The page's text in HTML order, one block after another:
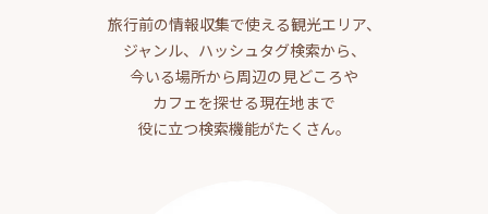
旅行前の情報収集で使える観光エリア、
ジャンル、ハッシュタグ検索から、
今いる場所から周辺の見どころや
カフェを探せる現在地まで
役に立つ検索機能がたくさん。